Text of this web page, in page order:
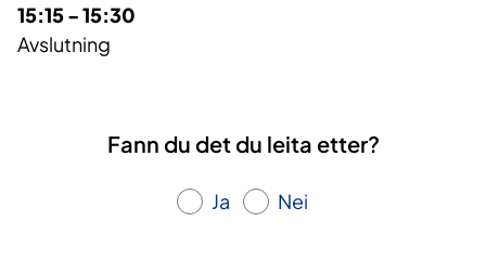
15:15 - 15:30
Avslutning
Fann du det du leita etter?
Ja Nei